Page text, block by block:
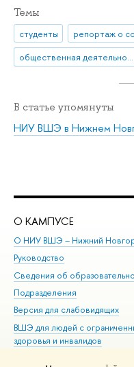
Темы
студенты
репортаж о
общественная деятельность
В статье упомянуты
НИУ ВШЭ в Нижнем
О КАМПУСЕ
О НИУ ВШЭ – Нижний
Руководство
Сведения об
Подразделения
Версия для слабовидящих
ВШЭ для людей с
здоровья и инвалидов